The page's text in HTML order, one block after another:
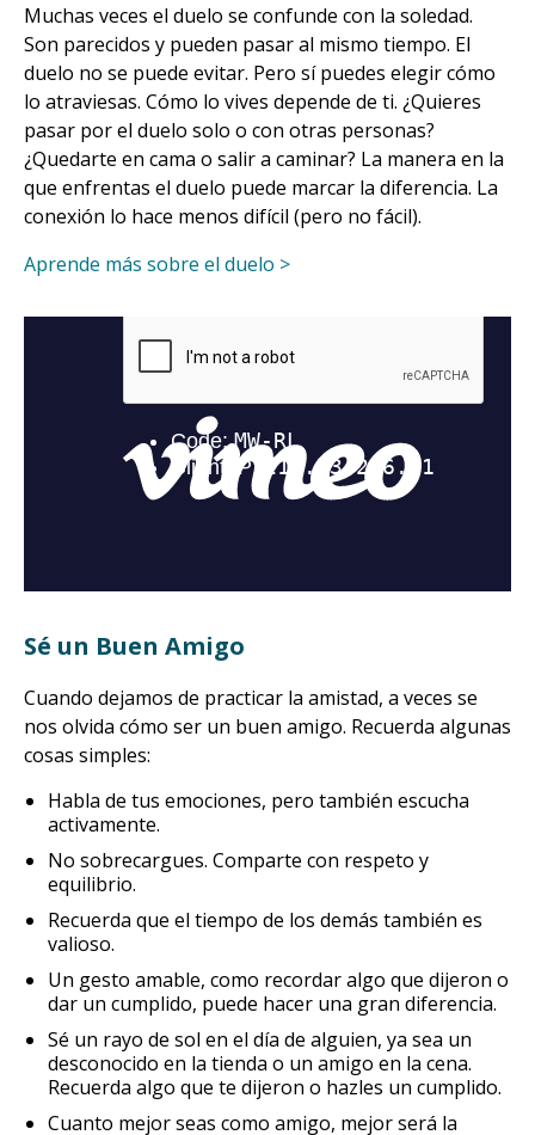
Muchas veces el duelo se confunde con la soledad.
Son parecidos y pueden pasar al mismo tiempo. El
duelo no se puede evitar. Pero sí puedes elegir cómo
lo atraviesas. Cómo lo vives depende de ti. ¿Quieres
pasar por el duelo solo o con otras personas?
¿Quedarte en cama o salir a caminar? La manera en la
que enfrentas el duelo puede marcar la diferencia. La
conexión lo hace menos difícil (pero no fácil).
Aprende más sobre el duelo >
Sé un Buen Amigo
Cuando dejamos de practicar la amistad, a veces se
nos olvida cómo ser un buen amigo. Recuerda algunas
cosas simples:
Habla de tus emociones, pero también escucha
activamente.
No sobrecargues. Comparte con respeto y
equilibrio.
Recuerda que el tiempo de los demás también es
valioso.
Un gesto amable, como recordar algo que dijeron o
dar un cumplido, puede hacer una gran diferencia.
Sé un rayo de sol en el día de alguien, ya sea un
desconocido en la tienda o un amigo en la cena.
Recuerda algo que te dijeron o hazles un cumplido.
Cuanto mejor seas como amigo, mejor será la